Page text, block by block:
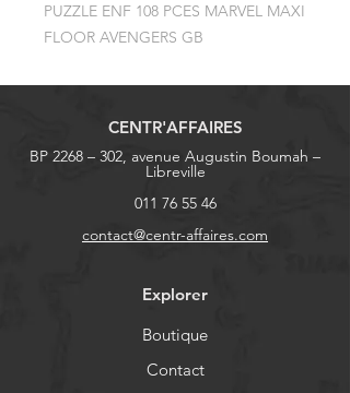
PUZZLE ENF 108 PCES MARVEL MAXI
FLOOR AVENGERS GB
CENTR'AFFAIRES
BP 2268 – 302, avenue Augustin Boumah –
Libreville
011 76 55 46
contact@centr-affaires.com
Explorer
Boutique
Contact